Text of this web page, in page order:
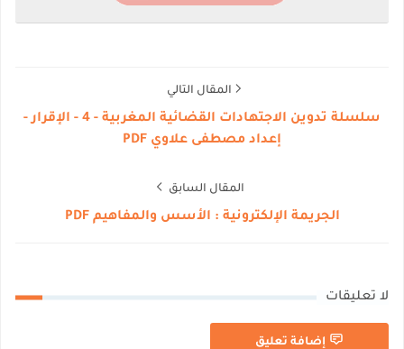
المقال التالي
سلسلة تدوين الاجتهادات القضائية المغربية - 4 - الإقرار -
إعداد مصطفى علاوي PDF
المقال السابق
الجريمة الإلكترونية : الأسس والمفاهيم PDF
لا تعليقات
إضافة تعليق